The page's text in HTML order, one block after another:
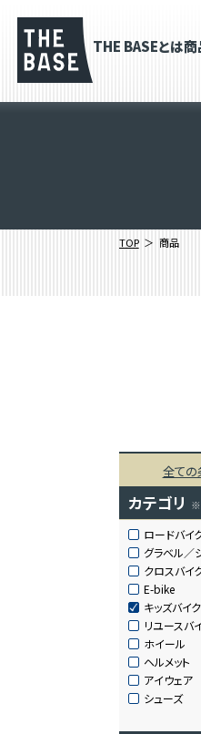
THE BASEとは商
TOP 商品
全ての
カテゴリ ※
ロードバイ
グラベル／
クロスバイ
E-bike
キッズバイク
リユースバ
ホイール
ヘルメット
アイウェア
シューズ